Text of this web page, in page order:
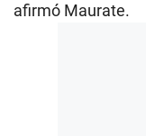
afirmó Maurate.